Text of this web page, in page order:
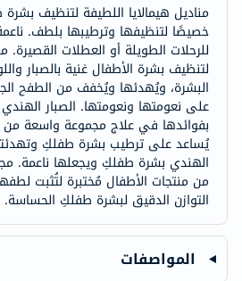
مناديل هيمالايا اللطيفة لتنظيف
خصيصًا لتنظيفها وترطيبها بلطف.
للرحلات الطويلة أو العطلات القصيرة.
لتنظيف بشرة الأطفال غنية بالصبار
البشرة، ويُهدئها ويُخفف من الطفح
على نعومتها ونعومتها. الصبار
بفوائدها في علاج مجموعة واسعة
يُساعد على ترطيب بشرة طفلكِ
الهندي بشرة طفلكِ ويجعلها ناعمة.
من منتجات الأطفال مُختبرة لتُثبت
التوازن الدقيق لبشرة طفلكِ الحساسة.
المواصفات